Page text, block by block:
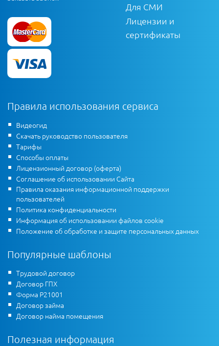
Для СМИ
Лицензии и
сертификаты
Правила использования сервиса
Видеогид
Скачать руководство пользователя
Тарифы
Способы оплаты
Лицензионный договор (оферта)
Соглашение об использовании Сайта
Правила оказания информационной поддержки
пользователей
Политика конфиденциальности
Информация об использовании файлов cookie
Положение об обработке и защите персональных данных
Популярные шаблоны
Трудовой договор
Договор ГПХ
Форма Р21001
Договор займа
Договор найма помещения
Полезная информация